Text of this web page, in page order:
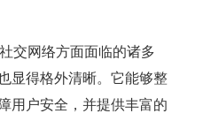
交网络方面面临的诸多
显得格外清晰。它能够整
用户安全，并提供丰富的